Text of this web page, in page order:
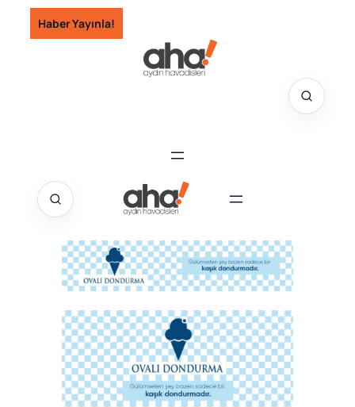
İçeriğe
geç
Haber Yayınla!